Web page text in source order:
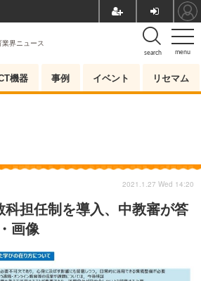
menu
search
業界ニュース
機器 事例 イベント リセマム
科担任制を導入、中教審が答
画像
2021.1.27 Wed 14:20